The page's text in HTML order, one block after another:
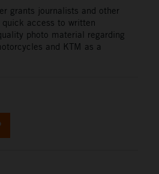
grants journalists and other
access to written
photo material regarding
and KTM as a